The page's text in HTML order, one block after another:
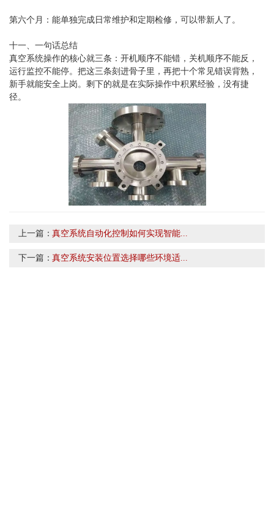
第六个月：能单独完成日常维护和定期检修，可以带新人了。
十一、一句话总结
真空系统操作的核心就三条：开机顺序不能错，关机顺序不能反，
运行监控不能停。把这三条刻进骨子里，再把十个常见错误背熟，
新手就能安全上岗。剩下的就是在实际操作中积累经验，没有捷
径。
上一篇：真空系统自动化控制如何实现智能...
下一篇：真空系统安装位置选择哪些环境适...